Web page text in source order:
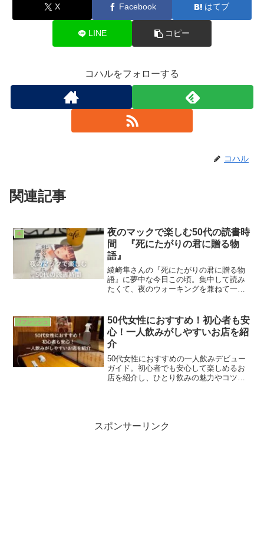
X Facebook はてブ
LINE コピー
コハルをフォローする
コハル
関連記事
本
夜のマックで楽しむ50代の読書時
間 『死にたがりの君に贈る物
語』
綾崎隼さんの『死にたがりの君に贈る物
語』に夢中な今日この頃。集中して読み
たくて、夜のウォーキングを兼ねて一人
がらも自由に過ごす、50代主婦の贅沢な
読書時間について綴りました。
リフレッシュ
50代女性におすすめ！初心者も安
心！一人飲みがしやすいお店を紹
介
50代女性におすすめの一人飲みデビュー
ガイド。初心者でも安心して楽しめるお
店を紹介し、ひとり飲みの魅力やコツも
スポンサーリンク